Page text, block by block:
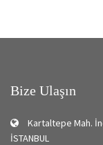
Bize Ulaşın
Kartaltepe Mah.
İSTANBUL